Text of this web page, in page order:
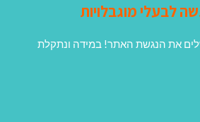
לבעלי מוגבלויות
את הנגשת האתר! במידה ונתקלת